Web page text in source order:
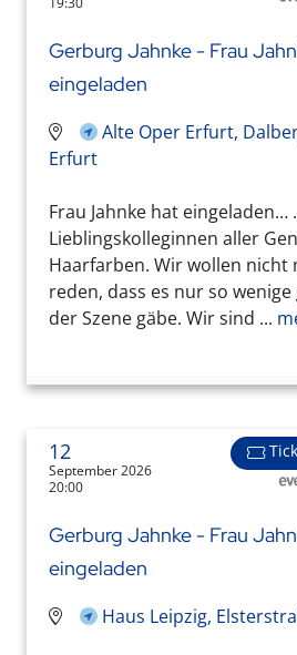
Gerburg Jahnke - Frau
eingeladen
Alte Oper Erfurt,
Erfurt
Frau Jahnke hat
Lieblingskolleginnen aller
Haarfarben. Wir wollen
reden, dass es nur so
der Szene gäbe. Wir sind ...
12
September 2026
20:00
Gerburg Jahnke - Frau
eingeladen
Haus Leipzig,